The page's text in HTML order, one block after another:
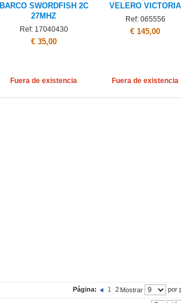
BARCO SWORDFISH 2C
27MHZ
Ref: 17040430
€ 35,00
Fuera de existencia
VELERO VICTORIA
Ref: 065556
€ 145,00
Fuera de existencia
Mostrar por
Página: 1 2